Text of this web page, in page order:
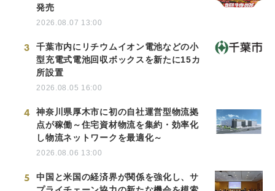
発売
2026.08.07 13:00
3
千葉市内にリチウムイオン電池などの小
型充電式電池回収ボックスを新たに15カ
所設置
2026.08.05 16:00
4
神奈川県厚木市に初の自社運営型物流拠
点が稼働～住宅資材物流を集約・効率化
し物流ネットワークを最適化～
2026.08.06 13:00
5
中国と米国の経済界が関係を強化し、サ